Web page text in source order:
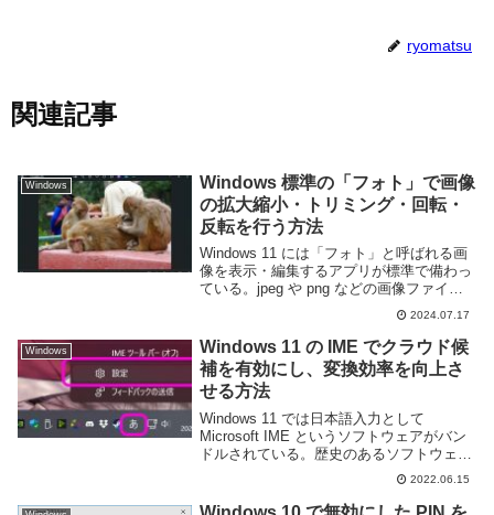
ryomatsu
関連記事
Windows
Windows 標準の「フォト」で画像
の拡大縮小・トリミング・回転・
反転を行う方法
Windows 11 には「フォト」と呼ばれる画
像を表示・編集するアプリが標準で備わっ
ている。jpeg や png などの画像ファイル
のデフォルトアプリとして登録されてお
り、画像の閲覧アプリとして有名だが、簡
易的ながら編集機能も搭載されてい...
2024.07.17
Windows
Windows 11 の IME でクラウド候
補を有効にし、変換効率を向上さ
せる方法
Windows 11 では日本語入力として
Microsoft IME というソフトウェアがバン
ドルされている。歴史のあるソフトウェア
で使い勝手も悪くなく、普通に日本語を入
力する分には何も問題なく利用できる。し
かし、このような日本語入力は新...
2022.06.15